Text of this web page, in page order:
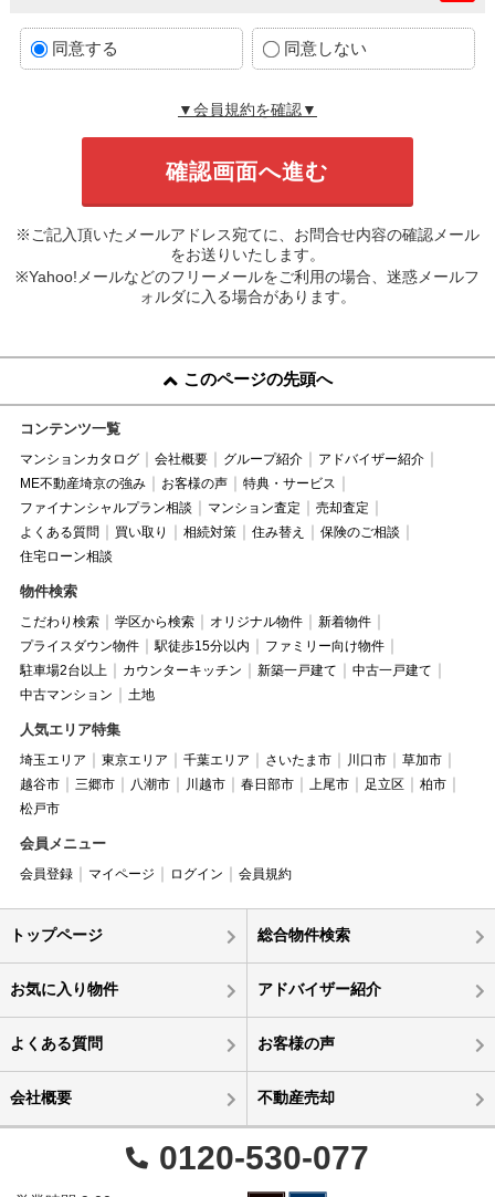
同意する 同意しない
▼会員規約を確認▼
※ご記入頂いたメールアドレス宛てに、お問合せ内容の確認メール
をお送りいたします。
※Yahoo!メールなどのフリーメールをご利用の場合、迷惑メールフ
ォルダに入る場合があります。
このページの先頭へ
コンテンツ一覧
マンションカタログ 会社概要 グループ紹介
アドバイザー紹介
ME不動産埼京の強み
お客様の声
特典・サービス
ファイナンシャルプラン相談
マンション査定
売却査定
よくある質問
買い取り 相続対策 住み替え
保険のご相談
住宅ローン相談
物件検索
こだわり検索 学区から検索 オリジナル物件
新着物件
プライスダウン物件
駅徒歩15分以内
ファミリー向け物件
駐車場2台以上
カウンターキッチン 新築一戸建て
中古一戸建て
中古マンション
土地
人気エリア特集
埼玉エリア 東京エリア 千葉エリア さいたま市 川口市
草加市
越谷市
三郷市 八潮市 川越市 春日部市 上尾市 足立区
柏市
松戸市
会員メニュー
会員登録 マイページ ログイン 会員規約
トップページ 総合物件検索
お気に入り物件 アドバイザー紹介
よくある質問 お客様の声
会社概要 不動産売却
0120-530-077